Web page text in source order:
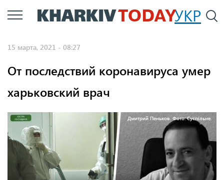
Перейти
к
УКР
15 марта, 2021 - 08:27
От последствий коронавируса умер
харьковский врач
Дмитрий Пеньков. Фото: Суспільне.